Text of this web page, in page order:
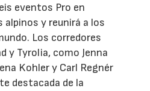
eventos Pro en
y reunirá a los
Los corredores
y Tyrolia, como Jenna
Kohler y Carl Regnér
destacada de la